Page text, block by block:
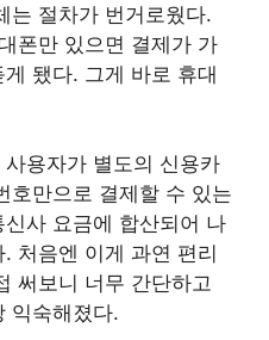
는 절차가 번거로웠다.
폰만 있으면 결제가 가
됐다. 그게 바로 휴대
용자가 별도의 신용카
호만으로 결제할 수 있는
사 요금에 합산되어 나
처음엔 이게 과연 편리
써보니 너무 간단하고
익숙해졌다.